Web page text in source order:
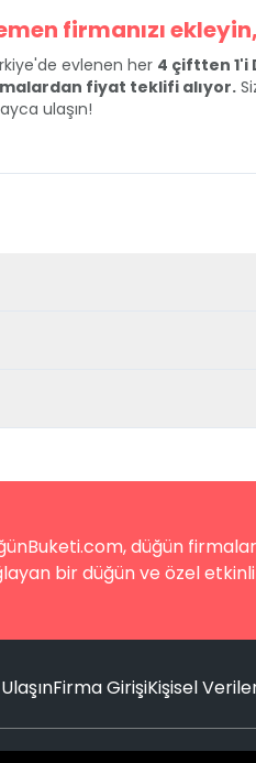
firmanızı
evlenen her 4 çiftten 1'i
fiyat teklifi alıyor.
ulaşın!
düğün
bir düğün ve özel
Firma GirişiKişisel